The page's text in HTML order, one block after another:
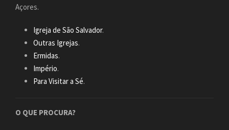
Açores.
Igreja de São Salvador.
Outras Igrejas.
Ermidas.
Império.
Para Visitar a Sé.
O QUE PROCURA?